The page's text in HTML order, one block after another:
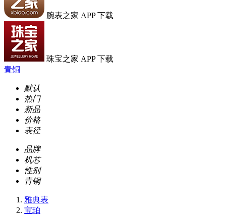
腕表之家 APP 下载
珠宝之家 APP 下载
青铜
默认
热门
新品
价格
表径
品牌
机芯
性别
青铜
雅典表
宝珀